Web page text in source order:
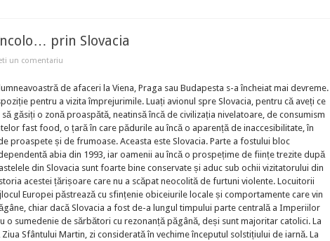
prin Slovacia
un comentariu
de afaceri la Viena, Praga sau Budapesta s-a încheiat mai devreme.
pentru a vizita împrejurimile. Luați avionul spre Slovacia, pentru că aveți ce
găsiți o zonă proaspătă, neatinsă încă de civilizația nivelatoare, de consumism
fast food, o țară în care pădurile au încă o aparență de inaccesibilitate, în
proaspete și de frumoase. Aceasta este Slovacia. Parte a fostului bloc
abia din 1993, iar oamenii au încă o prospețime de ființe trezite după
din Slovacia sunt foarte bine conservate și aduc sub ochii vizitatorului din
acestei țărișoare care nu a scăpat neocolită de furtuni violente. Locuitorii
Europei păstrează cu sfințenie obiceiurile locale și comportamente care vin
chiar dacă Slovacia a fost de-a lungul timpului parte centrală a Imperiilor
o sumedenie de sărbători cu rezonanță păgână, deși sunt majoritar catolici. La
Sfântului Martin, zi considerată în vechime începutul solstițiului de iarnă. La